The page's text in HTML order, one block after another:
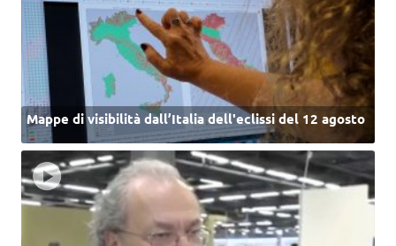
Mappe di visibilità dall’Italia dell'eclissi del 12 agosto